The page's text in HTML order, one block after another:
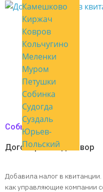
Камешково
Киржач
Ковров
Кольчугино
Меленки
Муром
Петушки
Собинка
Судогда
Суздаль
Юрьев-
Польский
События
Договор есть договор
Добавила налог в
как управляющие компании